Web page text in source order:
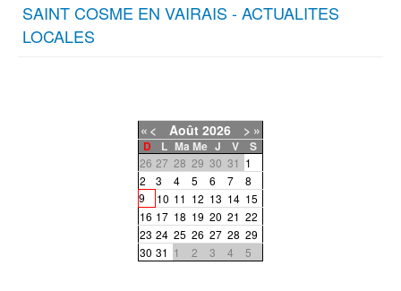
SAINT COSME EN VAIRAIS - ACTUALITES
LOCALES
« < Août 2026 > »
D L Ma Me J V S
26 27 28 29 30 31 1
2
3 4 5 6 7
8
9
10 11 12 13 14 15
16 17 18 19 20 21 22
23 24 25 26 27 28 29
30 31 1 2 3 4 5